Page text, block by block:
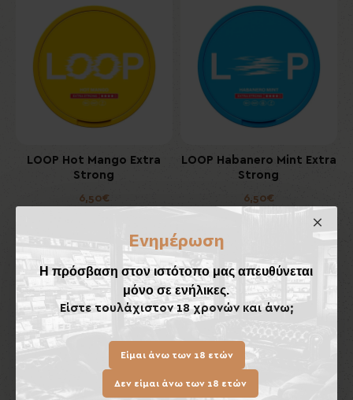
Ενημέρωση
Η πρόσβαση στον ιστότοπο μας απευθύνεται
μόνο σε ενήλικες.
Είστε τουλάχιστον 18 χρονών και άνω;
Είμαι άνω των 18 ετών
Δεν είμαι άνω των 18 ετών
LOOP Hot Mango Extra
Strong
6,50€
LOOP Habanero Mint Extra
Strong
6,50€
Εκτός Αποθέματος